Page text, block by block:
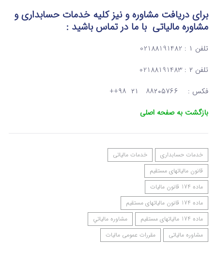
برای دریافت مشاوره و نیز کلیه خدمات حسابداری و
مشاوره مالیاتیبا ما در تماسباشید :
تلفن ۱ : 02188191482
تلفن ۲ : 02188191483
فکس : ۸۸۲۰۵۷۶۶ ۲۱ ۹۸++
بازگشت به صفحه اصلی
خدمات حسابداری
خدمات مالیاتی
قانون مالیاتهای مستقیم
ماده 174 قانون مالیات
ماده 174 قانون مالیاتهای مستقیم
ماده 174 مالیاتهای مستقیم
مشاوره مالياتي
مشاوره مالیاتی
مقررات عمومی مالیات